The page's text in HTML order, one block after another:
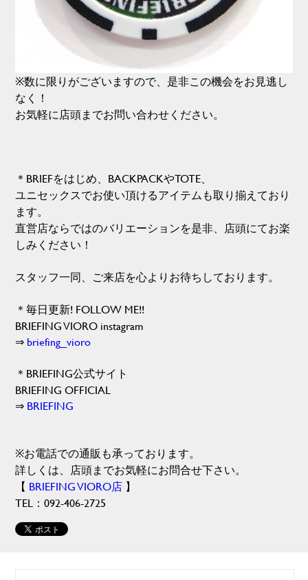
※数に限りがございますので、是非この機会をお見逃し
なく！
お気軽に店頭までお問い合わせください。
＊BRIEFをはじめ、BACKPACKやTOTE、
ユニセックスでお使い頂けるアイテムも取り揃えており
ます。
直営店ならではのバリエーションを是非、店頭にてお楽
しみください！
スタッフ一同、ご来店を心よりお待ちしております。
＊毎日更新! FOLLOW ME!!
BRIEFING VIORO instagram
⇒ briefing_vioro
＊BRIEFING公式サイト
BRIEFING OFFICIAL
⇒ BRIEFING
※お電話での通販も承っております。
詳しくは、店頭までお気軽にお問合せ下さい。
【 BRIEFING VIORO店 】
TEL：092-406-2725